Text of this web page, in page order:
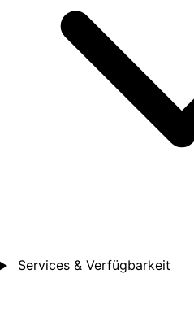
Services & Verfügbarkeit